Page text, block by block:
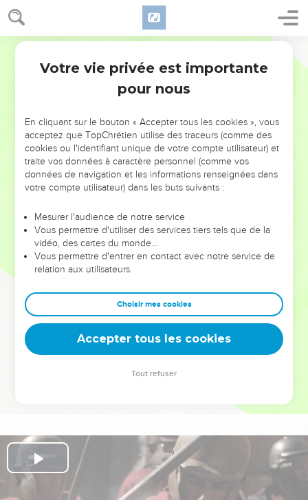
NE MANQUEZ PAS L’ÉVÉNEMENT
DE L’ANNÉE !
ET SI LEURS ERREURS POUVAIENT VOUS ÉVITER LES
VOTRES ?
leur foi ou leur vision. Mais on voit moins les doutes, les erreurs
et les saisons difficiles qu'ils ont traversés, alors même que ce
sont elles qui les ont façonnés.
Dans cette conférence, leaders, entrepreneurs, et responsables
clés pour avancer avec plus de sagesse afin que leurs erreurs
deviennent vos tremplins. Que vous guidiez un ministère, une
équipe, un groupe ou une famille, leur expérience est faite
Play
Votre vie privée est importante
pour nous
En cliquant sur le bouton « Accepter tous les cookies », vous
acceptez que TopChrétien utilise des traceurs (comme des
cookies ou l'identifiant unique de votre compte utilisateur) et
traite vos données à caractère personnel (comme vos
données de navigation et les informations renseignées dans
votre compte utilisateur) dans les buts suivants :
Mesurer l'audience de notre service
Vous permettre d'utiliser des services tiers tels que de la
vidéo, des cartes du monde…
Vous permettre d'entrer en contact avec notre service de
relation aux utilisateurs.
Choisir mes cookies
Accepter tous les cookies
Tout refuser